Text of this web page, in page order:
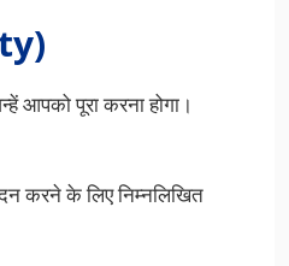
आपको पूरा करना होगा।
करने के लिए निम्नलिखित